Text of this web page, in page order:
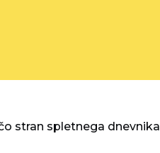
stran spletnega dnevnika